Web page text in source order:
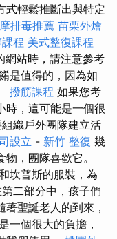
式輕鬆推斷出與特定
排毒推薦 苗栗外燴
程 美式整復課程
網站時，請注意參考
是值得的，因為如
撥筋課程 如果您考
時，這可能是一個很
織戶外團隊建立活
設立 - 新竹 整復 幾
，團隊喜歡它。
坎普斯的服裝，為
二部分中，孩子們
聖誕老人的到來，
一個很大的負擔，